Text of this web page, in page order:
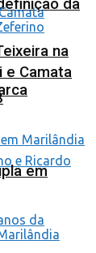
da
na
e Camata
em